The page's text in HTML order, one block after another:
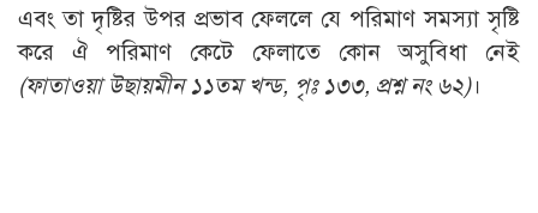
আরও
তারবিয়াত
আরও
এবং তা দৃষ্টির উপর প্রভাব ফেললে যে পরিমাণ সমস্যা সৃষ্টি
করে ঐ পরিমাণ কেটে ফেলাতে কোন অসুবিধা নেই
(ফাতাওয়া উছায়মীন ১১তম খন্ড, পৃঃ ১৩৩, প্রশ্ন নং ৬২)।